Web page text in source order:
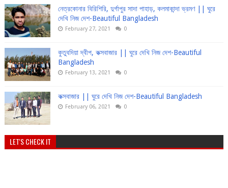
নেত্রকোনার বিরিশিরি, দুর্গাপুর সাদা পাহাড়, কলমাকান্দা ভ্রমণ || ঘুরে
দেখি নিজ দেশ-Beautiful Bangladesh
February 27, 2021 0
কুতুবদিয়া দ্বীপ, কক্সবাজার || ঘুরে দেখি নিজ দেশ-Beautiful
Bangladesh
February 13, 2021 0
কক্সবাজার || ঘুরে দেখি নিজ দেশ-Beautiful Bangladesh
February 06, 2021 0
LET'S CHECK IT